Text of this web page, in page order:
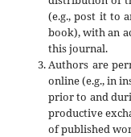
(e.g., post it to
book), with an
this journal.
Authors are
online (e.g., in
prior to and
productive
of published